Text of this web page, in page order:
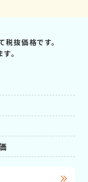
抜価格です。
。